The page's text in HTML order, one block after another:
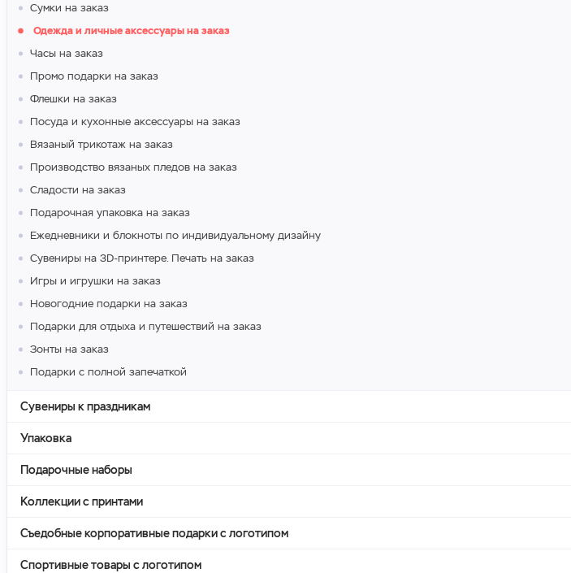
Сумки на заказ
Одежда и личные аксессуары на заказ
Часы на заказ
Промо подарки на заказ
Флешки на заказ
Посуда и кухонные аксессуары на заказ
Вязаный трикотаж на заказ
Производство вязаных пледов на заказ
Сладости на заказ
Подарочная упаковка на заказ
Ежедневники и блокноты по индивидуальному дизайну
Сувениры на 3D-принтере. Печать на заказ
Игры и игрушки на заказ
Новогодние подарки на заказ
Подарки для отдыха и путешествий на заказ
Зонты на заказ
Подарки с полной запечаткой
Сувениры к праздникам
Упаковка
Подарочные наборы
Коллекции с принтами
Съедобные корпоративные подарки с логотипом
Спортивные товары с логотипом